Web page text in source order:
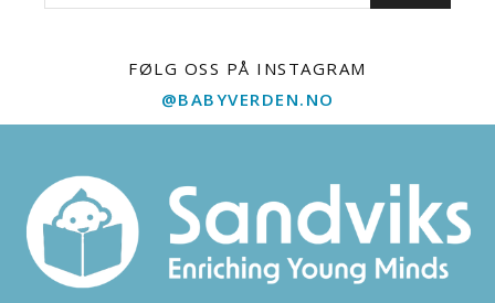
FØLG OSS PÅ INSTAGRAM
@BABYVERDEN.NO